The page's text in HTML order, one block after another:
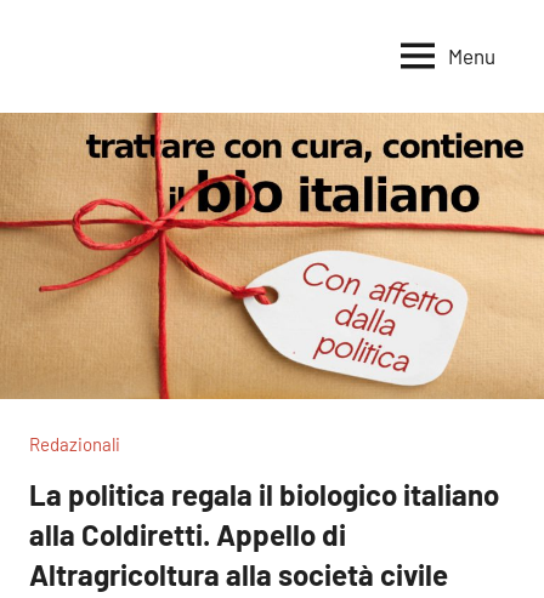
per
la
Terra
la
Sovranità
Alimentare
Menu
Redazionali
La politica regala il biologico italiano
alla Coldiretti. Appello di
Altragricoltura alla società civile